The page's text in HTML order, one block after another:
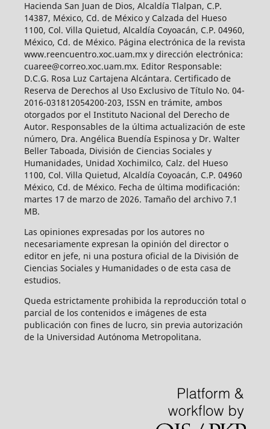
Hacienda San Juan de Dios, Alcaldía Tlalpan, C.P.
14387, México, Cd. de México y Calzada del Hueso
1100, Col. Villa Quietud, Alcaldía Coyoacán, C.P. 04960,
México, Cd. de México. Página electrónica de la revista
www.reencuentro.xoc.uam.mx y dirección electrónica:
cuaree@correo.xoc.uam.mx. Editor Responsable:
D.C.G. Rosa Luz Cartajena Alcántara. Certificado de
Reserva de Derechos al Uso Exclusivo de Título No. 04-
2016-031812054200-203, ISSN en trámite, ambos
otorgados por el Instituto Nacional del Derecho de
Autor. Responsables de la última actualización de este
número, Dra. Angélica Buendía Espinosa y Dr. Walter
Beller Taboada, División de Ciencias Sociales y
Humanidades, Unidad Xochimilco, Calz. del Hueso
1100, Col. Villa Quietud, Alcaldía Coyoacán, C.P. 04960
México, Cd. de México. Fecha de última modificación:
martes 17 de marzo de 2026. Tamaño del archivo 7.1
MB.
Las opiniones expresadas por los autores no
necesariamente expresan la opinión del director o
editor en jefe, ni una postura oficial de la División de
Ciencias Sociales y Humanidades o de esta casa de
estudios.
Queda estrictamente prohibida la reproducción total o
parcial de los contenidos e imágenes de esta
publicación con fines de lucro, sin previa autorización
de la Universidad Autónoma Metropolitana.